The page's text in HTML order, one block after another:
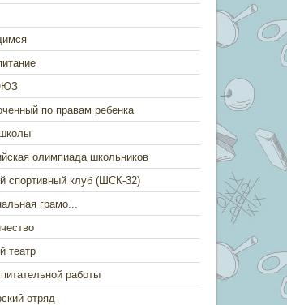
по правам ребенка
олимпиада школьников
спортивный клуб (ШСК-32)
грамо...
театр
работы
отряд